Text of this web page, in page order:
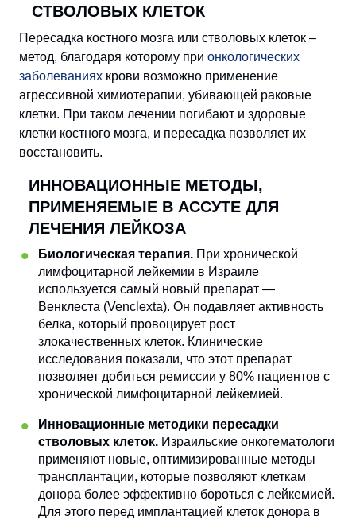
СТВОЛОВЫХ КЛЕТОК
Пересадка костного мозга или стволовых клеток –
метод, благодаря которому при онкологических
заболеваниях крови возможно применение
агрессивной химиотерапии, убивающей раковые
клетки. При таком лечении погибают и здоровые
клетки костного мозга, и пересадка позволяет их
восстановить.
ИННОВАЦИОННЫЕ МЕТОДЫ,
ПРИМЕНЯЕМЫЕ В АССУТЕ ДЛЯ
ЛЕЧЕНИЯ ЛЕЙКОЗА
Биологическая терапия. При хронической
лимфоцитарной лейкемии в Израиле
используется самый новый препарат —
Венклеста (Venclexta). Он подавляет активность
белка, который провоцирует рост
злокачественных клеток. Клинические
исследования показали, что этот препарат
позволяет добиться ремиссии у 80% пациентов с
хронической лимфоцитарной лейкемией.
Инновационные методики пересадки
стволовых клеток. Израильские онкогематологи
применяют новые, оптимизированные методы
трансплантации, которые позволяют клеткам
донора более эффективно бороться с лейкемией.
Для этого перед имплантацией клеток донора в